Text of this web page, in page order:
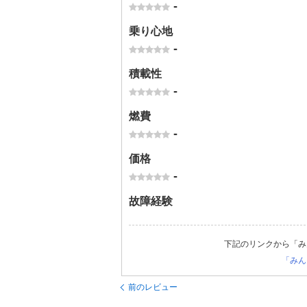
-
乗り心地
-
積載性
-
燃費
-
価格
-
故障経験
下記のリンクから「
「み
前のレビュー